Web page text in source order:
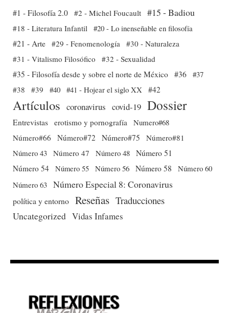
#1 - Filosofía 2.0 #2 - Michel Foucault #15 - Badiou
#18 - Literatura Infantil #20 - Lo inenseñable en filosofía
#21 - Arte #29 - Fenomenología
#30 - Naturaleza
#31 - Vitalismo Filosófico
#32 - Sexualidad
#35 - Filosofía desde y sobre el norte de México #36 #37
#38
#39 #40 #41 - Hojear el siglo XX #42
Artículos coronavirus covid-19 Dossier
Entrevistas erotismo y pornografía
Numero#68
Número#66
Número#72 Número#75
Número#81
Número 43 Número 47 Número 48 Número 51
Número 54 Número 55 Número 56 Número 58
Número 60
Número 63 Número Especial 8: Coronavirus
política y entorno Reseñas Traducciones
Uncategorized Vidas Infames